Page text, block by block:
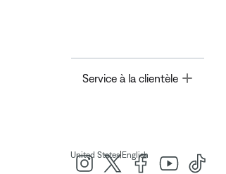
Service à la clientèle Toggle
United States| English